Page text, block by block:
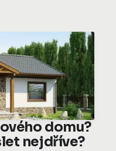
domu?
nejdříve?